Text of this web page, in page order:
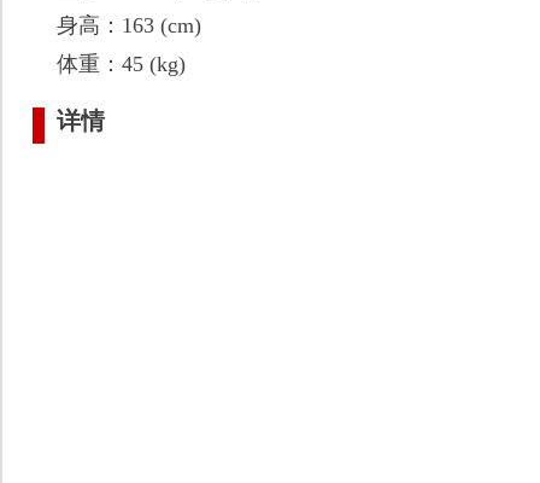
身高：163 (cm)
体重：45 (kg)
详情